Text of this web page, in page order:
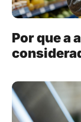
Por que a